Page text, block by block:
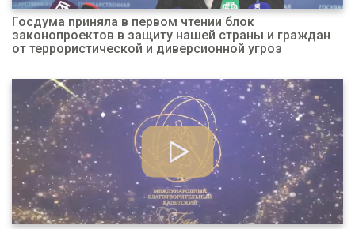
Госдума приняла в первом чтении блок
законопроектов в защиту нашей страны и граждан
от террористической и диверсионной угроз